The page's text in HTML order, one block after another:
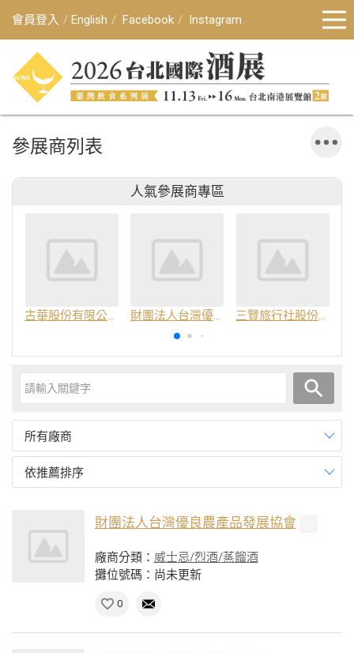
會員登入 English Facebook Instagram
參展商列表
人氣參展商專區
古華股份有限公司 財團法人台灣優良農產品發展協會 三賢旅行社股份有限公司
所有廠商
依推薦排序
財團法人台灣優良農產品發展協會
廠商分類： 威士忌/烈酒/蒸餾酒
攤位號碼：尚未更新
0